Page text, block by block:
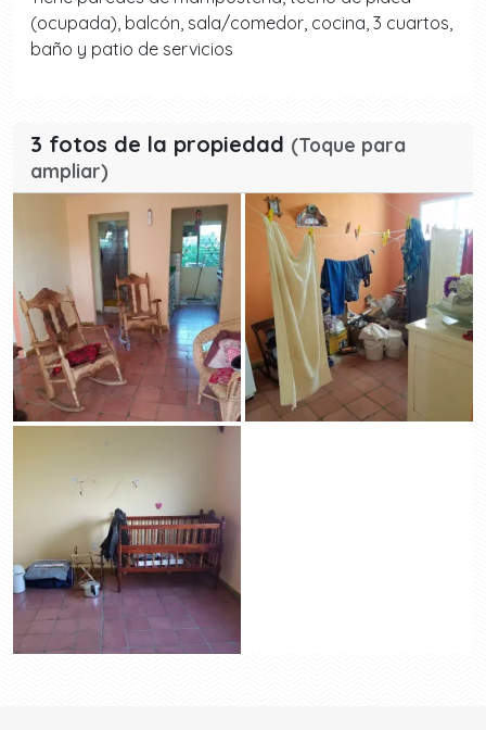
(ocupada), balcón, sala/comedor, cocina, 3 cuartos,
baño y patio de servicios
3 fotos de la propiedad (Toque para
ampliar)